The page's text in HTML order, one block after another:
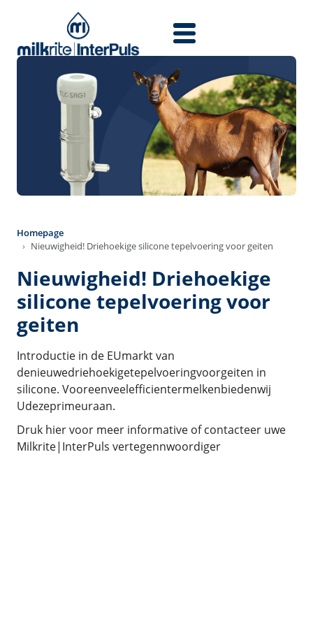
Homepage
Nieuwigheid! Driehoekige silicone tepelvoering voor geiten
Nieuwigheid! Driehoekige
silicone tepelvoering voor
geiten
Introductie in de EUmarkt van
denieuwedriehoekigetepelvoeringvoorgeiten in
silicone. Vooreenveelefficientermelkenbiedenwij
Udezeprimeuraan.
Druk hier voor meer informative of contacteer uwe
Milkrite|InterPuls vertegennwoordiger